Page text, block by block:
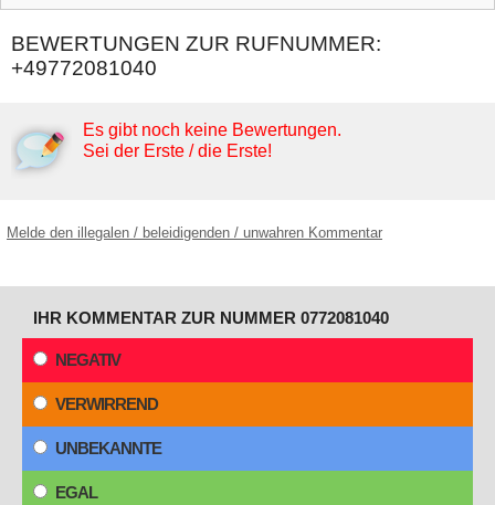
BEWERTUNGEN ZUR RUFNUMMER:
+49772081040
Es gibt noch keine Bewertungen.
Sei der Erste / die Erste!
Melde den illegalen / beleidigenden / unwahren Kommentar
IHR KOMMENTAR ZUR NUMMER 0772081040
NEGATIV
VERWIRREND
UNBEKANNTE
EGAL